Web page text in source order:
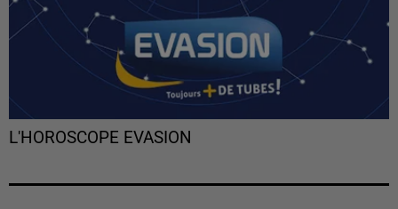
L'HOROSCOPE EVASION